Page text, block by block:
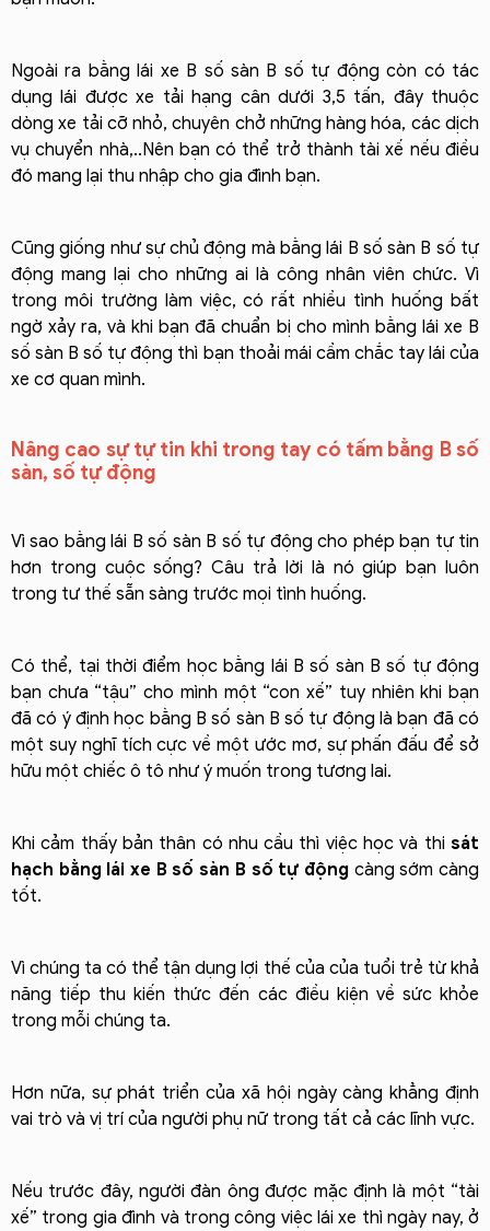
Ngoài ra bằng lái xe B số sàn B số tự động còn có tác
dụng lái được xe tải hạng cân dưới 3,5 tấn, đây thuộc
dòng xe tải cỡ nhỏ, chuyên chở những hàng hóa, các dịch
vụ chuyển nhà,..Nên bạn có thể trở thành tài xế nếu điều
đó mang lại thu nhập cho gia đình bạn.
Cũng giống như sự chủ động mà bằng lái B số sàn B số tự
động mang lại cho những ai là công nhân viên chức. Vì
trong môi trường làm việc, có rất nhiều tình huống bất
ngờ xảy ra, và khi bạn đã chuẩn bị cho mình bằng lái xe B
số sàn B số tự động thì bạn thoải mái cầm chắc tay lái của
xe cơ quan mình.
Nâng cao sự tự tin khi trong tay có tấm bằng B số
sàn, số tự động
Vì sao bằng lái B số sàn B số tự động cho phép bạn tự tin
hơn trong cuộc sống? Câu trả lời là nó giúp bạn luôn
trong tư thế sẵn sàng trước mọi tình huống.
Có thể, tại thời điểm học bằng lái B số sàn B số tự động
bạn chưa “tậu” cho mình một “con xế” tuy nhiên khi bạn
đã có ý định học bằng B số sàn B số tự động là bạn đã có
một suy nghĩ tích cực về một ước mơ, sự phấn đấu để sở
hữu một chiếc ô tô như ý muốn trong tương lai.
Khi cảm thấy bản thân có nhu cầu thì việc học và thi sát
hạch bằng lái xe B số sàn B số tự độngcàng sớm càng
tốt.
Vì chúng ta có thể tận dụng lợi thế của của tuổi trẻ từ khả
năng tiếp thu kiến thức đến các điều kiện về sức khỏe
trong mỗi chúng ta.
Hơn nữa, sự phát triển của xã hội ngày càng khẳng định
vai trò và vị trí của người phụ nữ trong tất cả các lĩnh vực.
Nếu trước đây, người đàn ông được mặc định là một “tài
xế” trong gia đình và trong công việc lái xe thì ngày nay, ở